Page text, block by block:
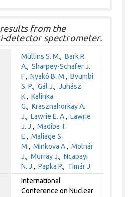
from the
detector spectrometer.
Mullins S. M.,Bark R.
A.,Sharpey-Schafer J.
F.,Nyakó B. M.,Bvumbi
S. P.,Gál J.,Juhász
K.,Kalinka
G.,Krasznahorkay A.
J.,Lawrie E. A.,Lawrie
J. J.,Madiba T.
E.,Maliage S.
M.,Minkova A.,Molnár
J.,Murray J.,Ncapayi
N. J.,Papka P., Timár J.
International
Conference on Nuclear